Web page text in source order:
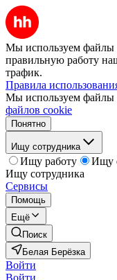
Мы используем файлы
правильную работу
трафик.
Правила
Мы используем файлы
файлов cookie
Понятно
Ищу сотрудника
Ищу работу
Ищу
Ищу сотрудника
Сервисы
Помощь
Ещё
Поиск
Белая Берёзка
Войти
Войти